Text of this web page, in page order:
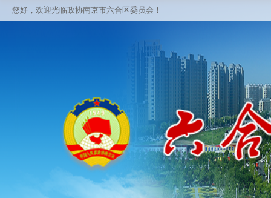
您好，欢迎光临政协南京市六合区委员会！